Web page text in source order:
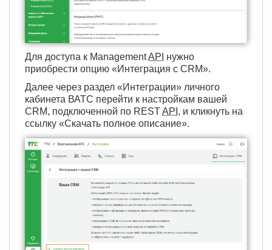
Для доступа к ManagementAPI нужно
приобрести опцию «Интеграция с CRM».
Далее через раздел «Интеграции» личного
кабинета ВАТС перейти к настройкам вашей
CRM, подключенной по RESTAPI , и кликнуть на
ссылку «Скачать полное описание».